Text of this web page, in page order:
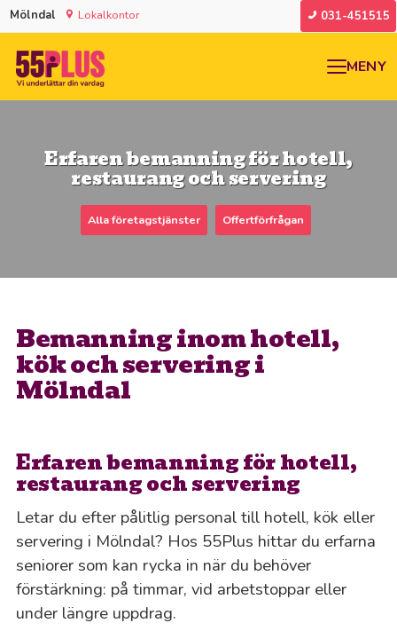
Mölndal Lokalkontor 031-451515
MENY
Erfaren bemanning för hotell,
restaurang och servering
Alla företagstjänster Offertförfrågan
Bemanning inom hotell,
kök och servering i
Mölndal
Erfaren bemanning för hotell,
restaurang och servering
Letar du efter pålitlig personal till hotell, kök eller
servering i Mölndal? Hos 55Plus hittar du erfarna
seniorer som kan rycka in när du behöver
förstärkning: på timmar, vid arbetstoppar eller
under längre uppdrag.